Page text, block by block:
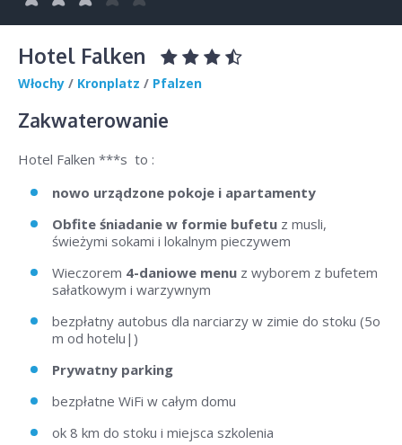
Hotel Falken
Włochy / Kronplatz / Pfalzen
Zakwaterowanie
Hotel Falken ***s to :
nowo urządzone pokoje i apartamenty
Obfite śniadanie w formie bufetu z musli,
świeżymi sokami i lokalnym pieczywem
Wieczorem 4-daniowe menu z wyborem z bufetem
sałatkowym i warzywnym
bezpłatny autobus dla narciarzy w zimie do stoku (5o
m od hotelu|)
Prywatny parking
bezpłatne WiFi w całym domu
ok 8 km do stoku i miejsca szkolenia